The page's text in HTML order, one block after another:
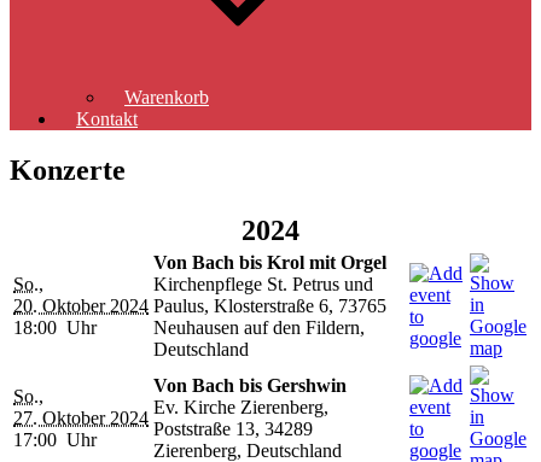
Warenkorb
Kontakt
Konzerte
2024
So.,
20. Oktober 2024
18:00 Uhr
Von Bach bis Krol mit Orgel
Kirchenpflege St. Petrus und
Paulus, Klosterstraße 6, 73765
Neuhausen auf den Fildern,
Deutschland
So.,
27. Oktober 2024
17:00 Uhr
Von Bach bis Gershwin
Ev. Kirche Zierenberg,
Poststraße 13, 34289
Zierenberg, Deutschland